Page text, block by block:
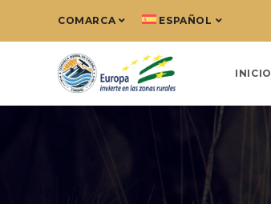
COMARCA ESPAÑOL
INICIO